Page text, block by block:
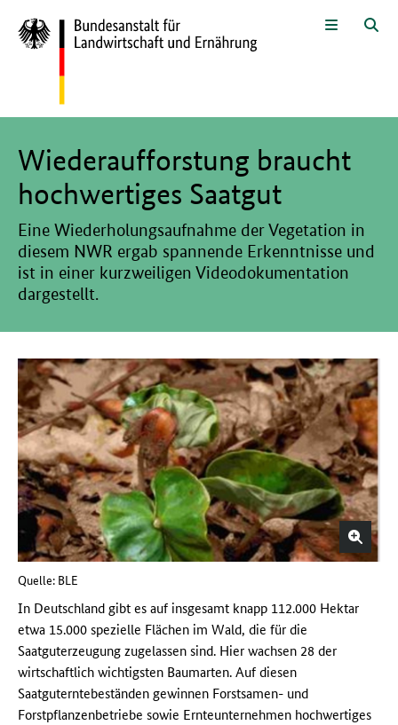
Menü
Wiederaufforstung braucht
hochwertiges Saatgut
Eine Wiederholungsaufnahme der Vegetation in
diesem NWR ergab spannende Erkenntnisse und
ist in einer kurzweiligen Videodokumentation
dargestellt.
Quelle: BLE
In Deutschland gibt es auf insgesamt knapp 112.000 Hektar
etwa 15.000 spezielle Flächen im Wald, die für die
Saatguterzeugung zugelassen sind. Hier wachsen 28 der
wirtschaftlich wichtigsten Baumarten. Auf diesen
Saatguterntebeständen gewinnen Forstsamen- und
Forstpflanzenbetriebe sowie Ernteunternehmen hochwertiges